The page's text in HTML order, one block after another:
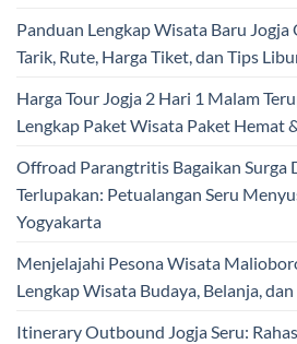
Panduan Lengkap Wisata Baru Jogja
Tarik, Rute, Harga Tiket, dan Tips
Harga Tour Jogja 2 Hari 1 Malam
Lengkap Paket Wisata Paket Hemat
Offroad Parangtritis Bagaikan Surga
Terlupakan: Petualangan Seru
Yogyakarta
Menjelajahi Pesona Wisata
Lengkap Wisata Budaya, Belanja,
Itinerary Outbound Jogja Seru: